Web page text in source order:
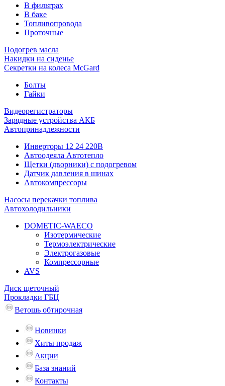
В фильтрах
В баке
Топливопровода
Проточные
Подогрев масла
Накидки на сиденье
Секретки на колеса McGard
Болты
Гайки
Видеорегистраторы
Зарядные устройства АКБ
Автопринадлежности
Инверторы 12 24 220В
Автоодеяла Автотепло
Щетки (дворники) с подогревом
Датчик давления в шинах
Автокомпрессоры
Насосы перекачки топлива
Автохолодильники
DOMETIC-WAECO
Изотермические
Термоэлектрические
Электрогазовые
Компрессорные
AVS
Диск щеточный
Прокладки ГБЦ
Ветошь обтирочная
Новинки
Хиты продаж
Акции
База знаний
Контакты